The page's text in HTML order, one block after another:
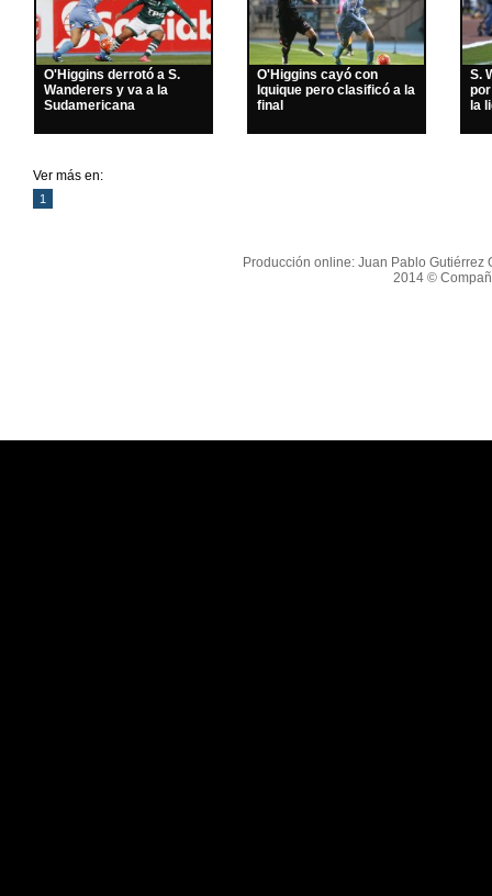
O'Higgins derrotó a S.
Wanderers y va a la
Sudamericana
O'Higgins cayó con
Iquique pero clasificó a la
final
S.
la
Ver más en:
1
Producción online: Juan Pablo Gutiérrez
2014 ©